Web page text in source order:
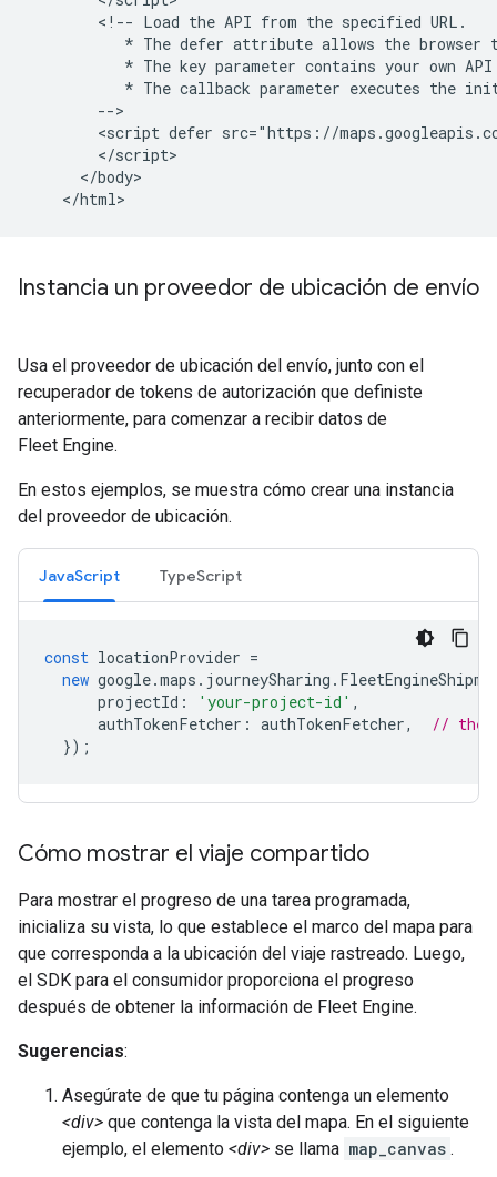
        <!-- Load the API from the specified URL.
* The defer attribute allows the browser
* The key parameter contains your own API
* The callback parameter executes the
        -->
<script defer src="https://
        </script>
      </body>
Instancia un proveedor de ubicación de envío
Usa el proveedor de ubicación del envío, junto con el
recuperador de tokens de autorización que definiste
anteriormente, para comenzar a recibir datos de
Fleet Engine.
En estos ejemplos, se muestra cómo crear una instancia
del proveedor de ubicación.
JavaScript TypeScript
const locationProvider =
new google.maps . journeySharing .
projectId : 'your-project-id' ,
authTokenFetcher : authTokenFetcher,
// the
});
Cómo mostrar el viaje compartido
Para mostrar el progreso de una tarea programada,
inicializa su vista, lo que establece el marco del mapa para
que corresponda a la ubicación del viaje rastreado. Luego,
el SDK para el consumidor proporciona el progreso
después de obtener la información de Fleet Engine.
Sugerencias:
Asegúrate de que tu página contenga un elemento
<div> que contenga la vista del mapa. En el siguiente
ejemplo, el elemento <div> se llama map_canvas .